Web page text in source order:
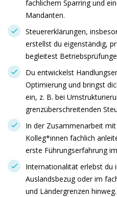
fachlichem Sparring und
Mandanten.
Steuererklärungen,
erstellst du eigenständig,
begleitest
Du entwickelst
Optimierung und bringst
ein, z. B. bei
grenzüberschreitenden
In der Zusammenarbeit
Kolleg*innen fachlich
erste Führungserfahrung
Internationalität erlebst du
Auslandsbezug oder im
und Ländergrenzen hinweg.